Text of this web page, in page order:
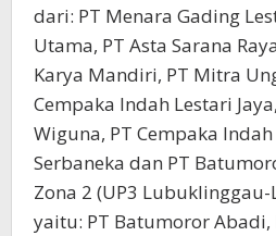
dari: PT Menara Gading
Utama, PT Asta Sarana
Karya Mandiri, PT Mitra
Cempaka Indah Lestari
Wiguna, PT Cempaka
Serbaneka dan PT
Zona 2 (UP3 Lubuklinggau-
yaitu: PT Batumoror Abadi,